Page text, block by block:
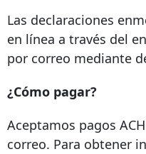
Las declaraciones
en línea a través del
por correo mediante
¿Cómo pagar?
Aceptamos pagos
correo. Para obtener